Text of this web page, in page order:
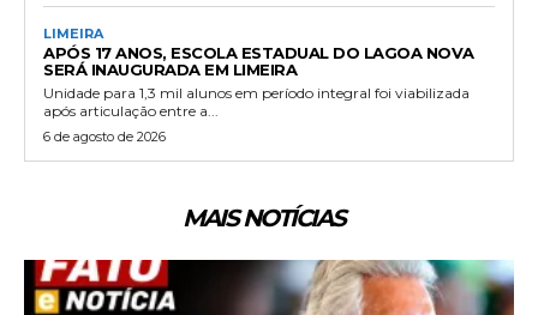
LIMEIRA
APÓS 17 ANOS, ESCOLA ESTADUAL DO LAGOA NOVA
SERÁ INAUGURADA EM LIMEIRA
Unidade para 1,3 mil alunos em período integral foi viabilizada
após articulação entre a...
6 de agosto de 2026
MAIS NOTÍCIAS